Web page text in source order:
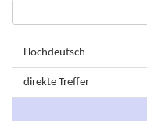
Hochdeutsch
direkte Treffer